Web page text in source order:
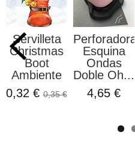
Servilleta
Christmas
Boot
Ambiente
0,32 € 0,35 €
Perforadora
Esquina
Ondas
Doble Oh...
4,65 €